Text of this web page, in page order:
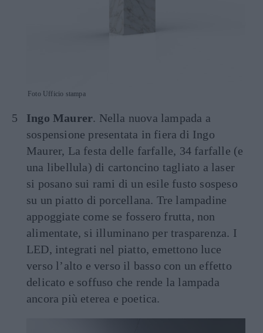
Foto Ufficio stampa
Ingo Maurer. Nella nuova lampada a
sospensione presentata in fiera di Ingo
Maurer, La festa delle farfalle, 34 farfalle (e
una libellula) di cartoncino tagliato a laser
si posano sui rami di un esile fusto sospeso
su un piatto di porcellana. Tre lampadine
appoggiate come se fossero frutta, non
alimentate, si illuminano per trasparenza. I
LED, integrati nel piatto, emettono luce
verso l’alto e verso il basso con un effetto
delicato e soffuso che rende la lampada
ancora più eterea e poetica.